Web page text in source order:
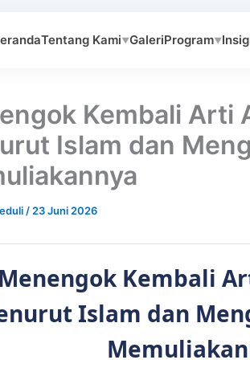
Tentang Kami▼GaleriProgram▼
Kembali Arti
Islam dan
/ 23 Juni 2026
Menengok Kembali
Islam dan